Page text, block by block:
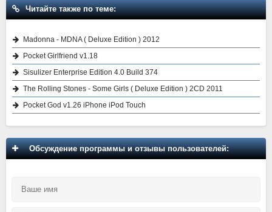
Читайте также по теме:
Madonna - MDNA ( Deluxe Edition ) 2012
Pocket Girlfriend v1.18
Sisulizer Enterprise Edition 4.0 Build 374
The Rolling Stones - Some Girls ( Deluxe Edition ) 2CD 2011
Pocket God v1.26 iPhone iPod Touch
Обсуждение программы и отзывы пользователей: